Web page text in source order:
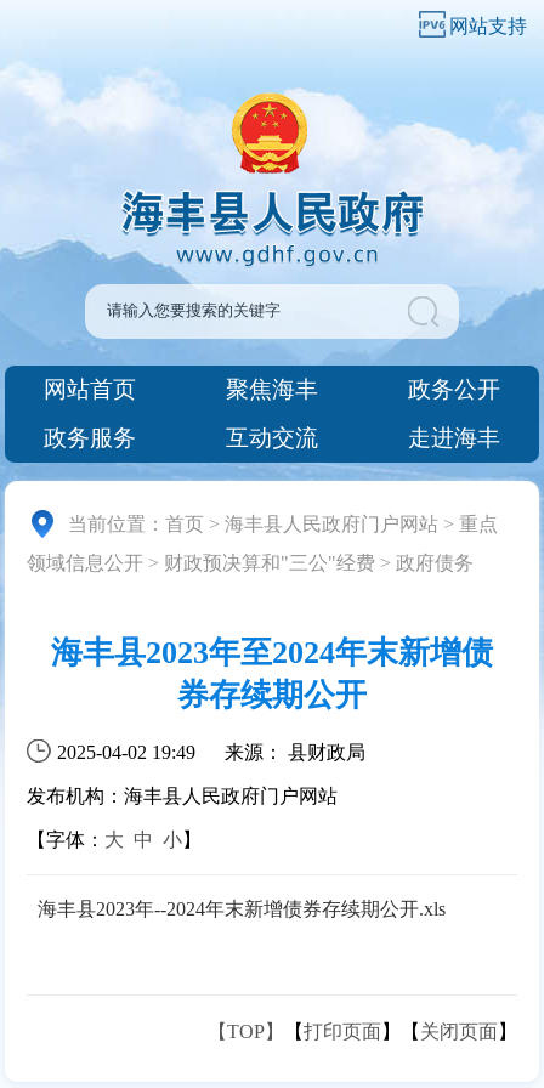
网站支持
网站首页 聚焦海丰
政务公开
政务服务
互动交流 走进海丰
当前位置：首页 >海丰县人民政府门户网站 >重点
领域信息公开 > 财政预决算和"三公"经费 >政府债务
海丰县2023年至2024年末新增债
券存续期公开
2025-04-02 19:49 来源： 县财政局
发布机构：海丰县人民政府门户网站
【字体： 大 中 小】
海丰县2023年--2024年末新增债券存续期公开.xls
【TOP】 【打印页面】【 关闭页面】